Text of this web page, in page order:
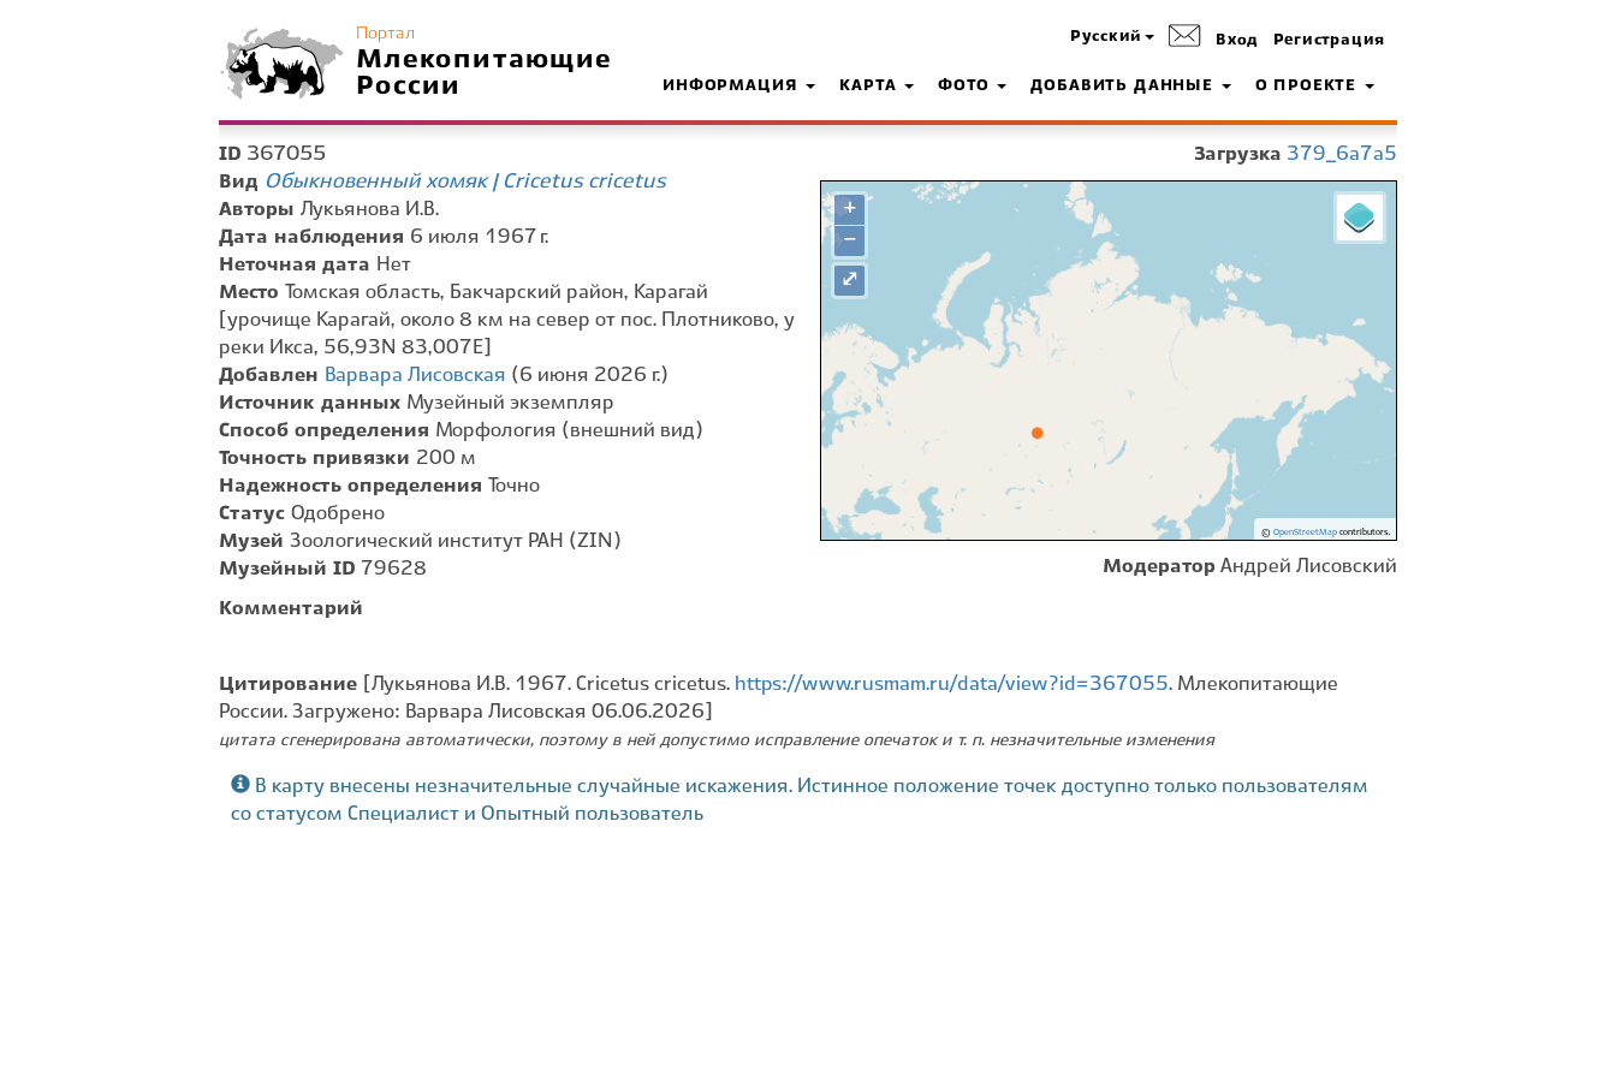
Портал
Млекопитающие
России
Русский Вход Регистрация
ИНФОРМАЦИЯ КАРТА ФОТО ДОБАВИТЬ ДАННЫЕ О ПРОЕКТЕ
ID 367055
Вид Обыкновенный хомяк | Cricetus cricetus
Авторы Лукьянова И.В.
Дата наблюдения 6 июля 1967 г.
Неточная дата Нет
Место
Томская область, Бакчарский район, Карагай
[урочище Карагай, около 8 км на север от пос. Плотниково, у
реки Икса, 56,93N 83,007E]
Добавлен Варвара Лисовская (6 июня 2026 г.)
Источник данных Музейный экземпляр
Способ определения Морфология (внешний вид)
Точность привязки 200 м
Надежность определения
Точно
Статус Одобрено
Музей Зоологический институт РАН (ZIN)
Музейный ID 79628
Комментарий
Загрузка 379_6a7a5
+
−
© OpenStreetMapcontributors.
⤢
Модератор Андрей Лисовский
Цитирование [Лукьянова И.В. 1967. Cricetus cricetus. https://www.rusmam.ru/data/view?id=367055. Млекопитающие
России. Загружено: Варвара Лисовская 06.06.2026]
цитата сгенерирована автоматически, поэтому в ней допустимо исправление опечаток и т. п. незначительные изменения
В карту внесены незначительные случайные искажения. Истинное положение точек доступно только пользователям
со статусом Специалист и Опытный пользователь